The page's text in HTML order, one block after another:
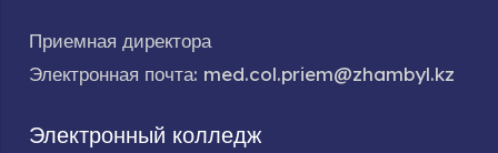
Приемная директора
Электронная почта: med.col.priem@zhambyl.kz
Электронный колледж